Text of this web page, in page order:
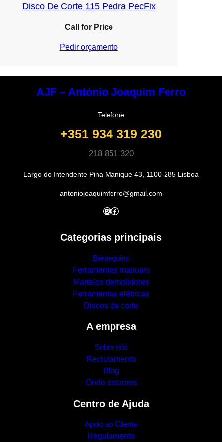
Disco De Corte 115 Pedra PecFix
Call for Price
Pedir orçamento
AJF – António Joaquim Ferro
Telefone
+351 934 319 230
218 851 320
Largo do Intendente Pina Manique 43, 1100-285 Lisboa
antoniojoaquimferro@gmail.com
InstagramFacebook
Categorias principais
Berbequins
Ferramentas manuais
Martelos demolidores
Ferramentas elétricas
Discos de corte
A empresa
Sobre nós
Recrutamento
Blog
Onde estamos
Centro de Ajuda
Apoio ao Cliente
Regulamento